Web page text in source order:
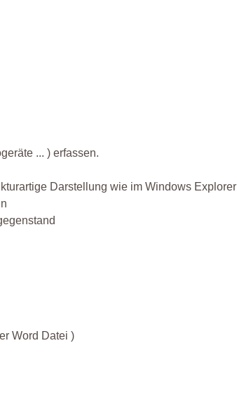
... ) erfassen.
Darstellung wie im Windows Explorer
Word Datei )